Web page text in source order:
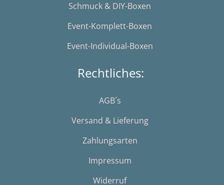
Schmuck & DIY-Boxen
Event-Komplett-Boxen
Event-Individual-Boxen
Rechtliches:
AGB´s
Versand & Lieferung
Zahlungsarten
Impressum
Widerruf